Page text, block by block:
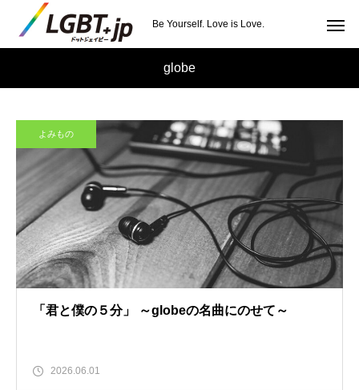
Be Yourself. Love is Love.
globe
よみもの
「君と僕の５分」 ～globeの名曲にのせて～
2026.06.01